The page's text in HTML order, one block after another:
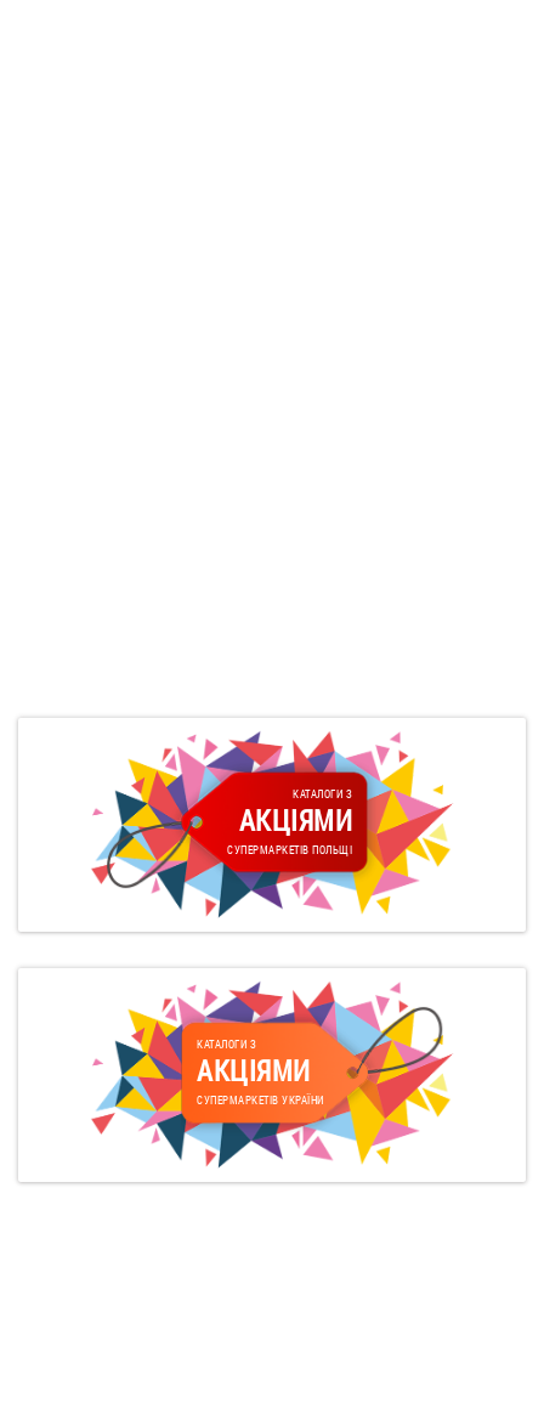
КАТАЛОГИ З
АКЦІЯМИ
СУПЕРМАРКЕТІВ ПОЛЬЩІ
КАТАЛОГИ З
АКЦІЯМИ
СУПЕРМАРКЕТІВ УКРАЇНИ